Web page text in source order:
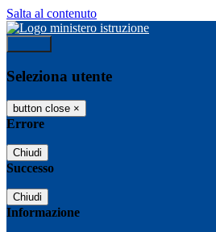
Salta al contenuto
Seleziona utente
button close ×
Errore
Chiudi
Successo
Chiudi
Informazione